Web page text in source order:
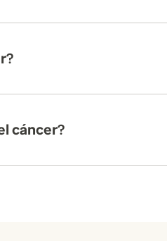
cáncer?